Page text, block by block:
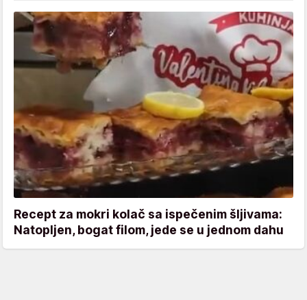
Recept za mokri kolač sa ispečenim šljivama:
Natopljen, bogat filom, jede se u jednom dahu